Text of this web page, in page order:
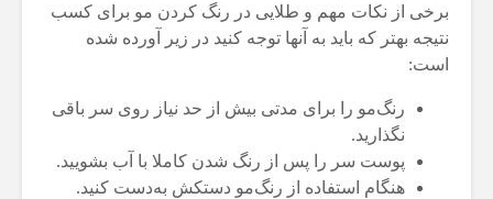
برخی از نکات مهم و طلایی در رنگ کردن مو برای کسب
نتیجه بهتر که باید به آنها توجه کنید در زیر آورده شده
است:
رنگ‌مو را برای مدتی بیش از حد نیاز روی سر باقی
نگذارید.
پوست سر را پس از رنگ شدن کاملا با آب بشویید.
هنگام استفاده از رنگ‌مو دستکش به‌دست کنید.